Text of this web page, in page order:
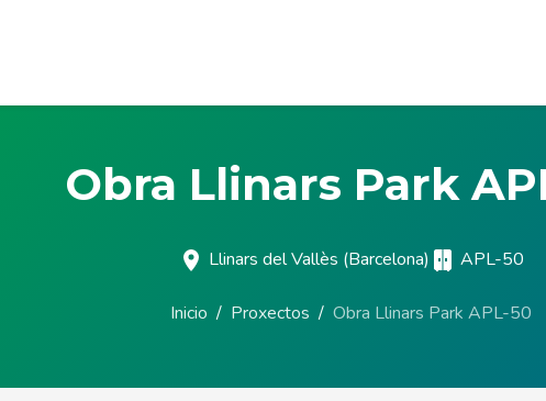
Obra Llinars Park
Llinars del Vallès (Barcelona) APL-50
Inicio Proxectos Obra Llinars Park APL-50